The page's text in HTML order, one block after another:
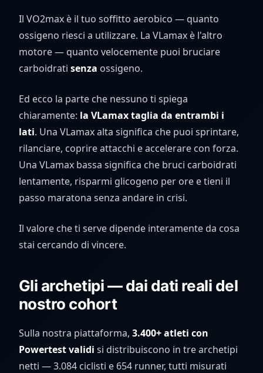
Il VO2max è il tuo soffitto aerobico — quanto
ossigeno riesci a utilizzare. La VLamax è l'altro
motore — quanto velocemente puoi bruciare
carboidrati senza ossigeno.
Ed ecco la parte che nessuno ti spiega
chiaramente: la VLamax taglia da entrambi i
lati. Una VLamax alta significa che puoi sprintare,
rilanciare, coprire attacchi e accelerare con forza.
Una VLamax bassa significa che bruci carboidrati
lentamente, risparmi glicogeno per ore e tieni il
passo maratona senza andare in crisi.
Il valore che ti serve dipende interamente da cosa
stai cercando di vincere.
Gli archetipi — dai dati reali del
nostro cohort
Sulla nostra piattaforma, 3.400+ atleti con
Powertest validi si distribuiscono in tre archetipi
netti — 3.084 ciclisti e 654 runner, tutti misurati